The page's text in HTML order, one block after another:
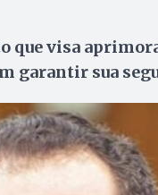
que visa
garantir sua